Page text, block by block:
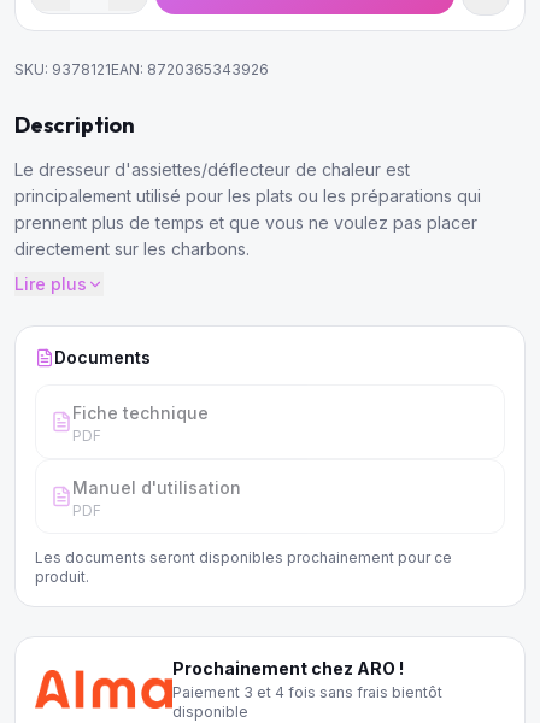
SKU: 9378121EAN: 8720365343926
Description
Le dresseur d'assiettes/déflecteur de chaleur est
principalement utilisé pour les plats ou les préparations qui
prennent plus de temps et que vous ne voulez pas placer
directement sur les charbons.
Lire plus
Documents
Fiche technique
PDF
Manuel d'utilisation
PDF
Les documents seront disponibles prochainement pour ce
produit.
Prochainement chez ARO !
Paiement 3 et 4 fois sans frais bientôt
disponible